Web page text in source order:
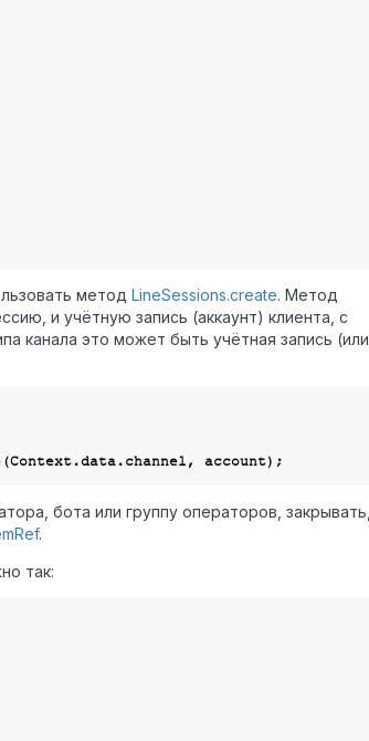
метод LineSessions.create. Метод
и учётную запись (аккаунт) клиента, с
канала это может быть учётная запись (или
бота или группу операторов, закрывать,
.
так: